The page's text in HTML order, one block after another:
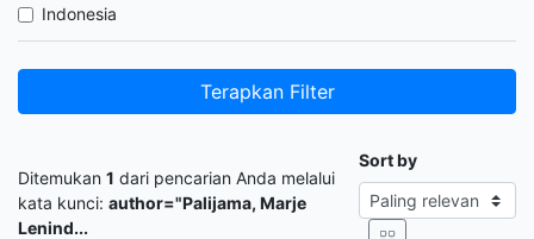
Indonesia
Terapkan Filter
Ditemukan 1 dari pencarian Anda melalui
kata kunci: author="Palijama, Marje
Lenind...
Sort by